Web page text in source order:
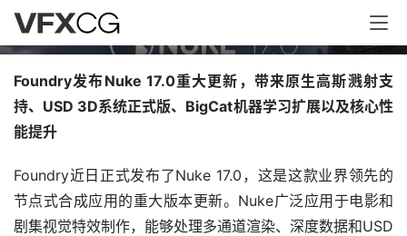
射
Foundry发布Nuke 17.0重大更新，带来原生高斯溅射支
持、USD 3D系统正式版、BigCat机器学习扩展以及核心性
能提升
Foundry近日正式发布了Nuke 17.0，这是这款业界领先的
节点式合成应用的重大版本更新。Nuke广泛应用于电影和
剧集视觉特效制作，能够处理多通道渲染、深度数据和USD